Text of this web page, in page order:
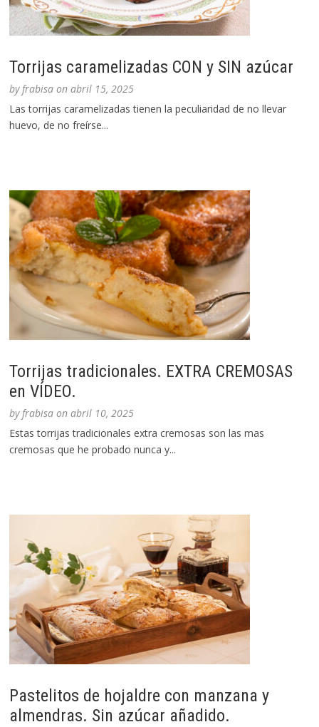
Torrijas caramelizadas CON y SIN azúcar
byfrabisa onabril 15, 2025
Las torrijas caramelizadas tienen la peculiaridad de no llevar
huevo, de no freírse...
Torrijas tradicionales. EXTRA CREMOSAS
en VÍDEO.
byfrabisa onabril 10, 2025
Estas torrijas tradicionales extra cremosas son las mas
cremosas que he probado nunca y...
Pastelitos de hojaldre con manzana y
almendras. Sin azúcar añadido.